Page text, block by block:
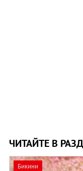
ЧИТАЙТЕ В
Бикини